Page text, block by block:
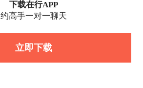
下载在行APP
约高手一对一聊天
立即下载